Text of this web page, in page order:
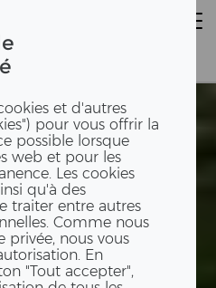
et d'autres
pour vous offrir la
possible lorsque
web et pour les
Les cookies
qu'à des
traiter entre autres
Comme nous
privée, nous vous
En
"Tout accepter",